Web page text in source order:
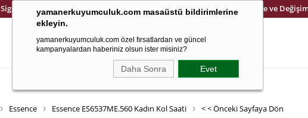
Sigortalı ve Güvenli Kargo 14 Gün İçinde Kolay İade ve
yamanerkuyumculuk.com masaüstü bildirimlerine
ekleyin.
yamanerkuyumculuk.com özel fırsatlardan ve güncel
kampanyalardan haberiniz olsun ister misiniz?
Daha Sonra Evet
Çocuk Ema Jewellery Cetaş Jewellery
Essence Essence ES6537ME.560 Kadın Kol Saati < < Önceki Sayfaya Dön